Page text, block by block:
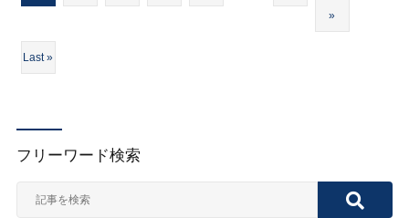
»
Last »
フリーワード検索